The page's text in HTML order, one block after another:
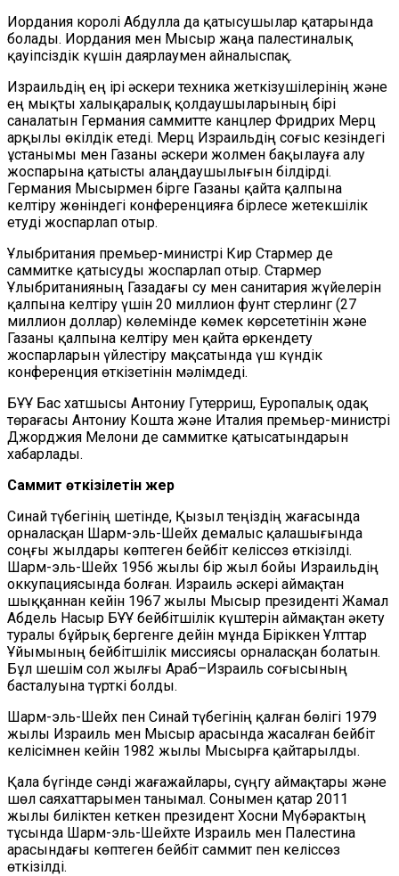
Иордания королі Абдулла да қатысушылар қатарында
болады. Иордания мен Мысыр жаңа палестиналық
қауіпсіздік күшін даярлаумен айналыспақ.
Израильдің ең ірі әскери техника жеткізушілерінің және
ең мықты халықаралық қолдаушыларының бірі
саналатын Германия саммитте канцлер Фридрих Мерц
арқылы өкілдік етеді. Мерц Израильдің соғыс кезіндегі
ұстанымы мен Газаны әскери жолмен бақылауға алу
жоспарына қатысты алаңдаушылығын білдірді.
Германия Мысырмен бірге Газаны қайта қалпына
келтіру жөніндегі конференцияға бірлесе жетекшілік
етуді жоспарлап отыр.
Ұлыбритания премьер-министрі Кир Стармер де
саммитке қатысуды жоспарлап отыр. Стармер
Ұлыбританияның Газадағы су мен санитария жүйелерін
қалпына келтіру үшін 20 миллион фунт стерлинг (27
миллион доллар) көлемінде көмек көрсететінін және
Газаны қалпына келтіру мен қайта өркендету
жоспарларын үйлестіру мақсатында үш күндік
конференция өткізетінін мәлімдеді.
БҰҰ Бас хатшысы Антониу Гутерриш, Еуропалық одақ
төрағасы Антониу Кошта және Италия премьер-министрі
Джорджия Мелони де саммитке қатысатындарын
хабарлады.
Саммит өткізілетін жер
Синай түбегінің шетінде, Қызыл теңіздің жағасында
орналасқан Шарм-эль-Шейх демалыс қалашығында
соңғы жылдары көптеген бейбіт келіссөз өткізілді.
Шарм-эль-Шейх 1956 жылы бір жыл бойы Израильдің
оккупациясында болған. Израиль әскері аймақтан
шыққаннан кейін 1967 жылы Мысыр президенті Жамал
Абдель Насыр БҰҰ бейбітшілік күштерін аймақтан әкету
туралы бұйрық бергенге дейін мұнда Біріккен Ұлттар
Ұйымының бейбітшілік миссиясы орналасқан болатын.
Бұл шешім сол жылғы Араб–Израиль соғысының
басталуына түрткі болды.
Шарм-эль-Шейх пен Синай түбегінің қалған бөлігі 1979
жылы Израиль мен Мысыр арасында жасалған бейбіт
келісімнен кейін 1982 жылы Мысырға қайтарылды.
Қала бүгінде сәнді жағажайлары, сүңгу аймақтары және
шөл саяхаттарымен танымал. Сонымен қатар 2011
жылы биліктен кеткен президент Хосни Мүбәрактың
тұсында Шарм-эль-Шейхте Израиль мен Палестина
арасындағы көптеген бейбіт саммит пен келіссөз
өткізілді.